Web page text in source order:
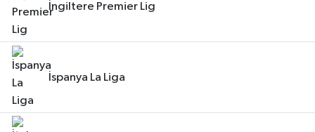
İngiltere Premier Lig
İspanya La Liga